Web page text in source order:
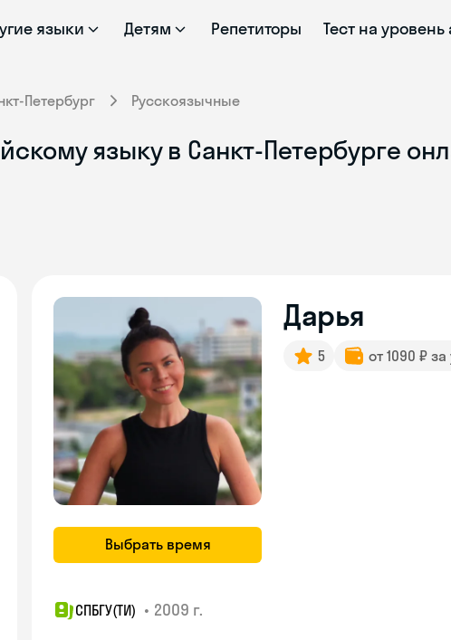
языки Детям Репетиторы Тест на уровень
Петербург Русскоязычные
языку в Санкт-Петербурге
Выбрать время
Дарья
5 от 1090 ₽
СПБГУ(ТИ) • 2009 г.